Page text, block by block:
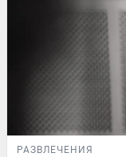
РАЗВЛЕЧЕНИЯ